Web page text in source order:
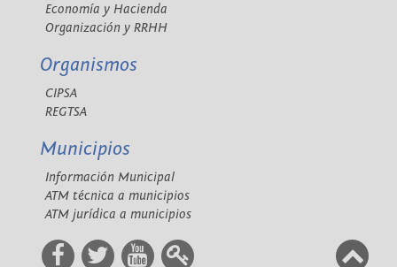
Economía y Hacienda
Organización y RRHH
Organismos
CIPSA
REGTSA
Municipios
Información Municipal
ATM técnica a municipios
ATM jurídica a municipios